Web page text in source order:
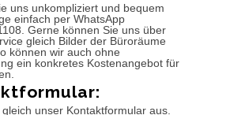
uns unkompliziert und bequem
einfach per WhatsApp
Gerne können Sie uns über
gleich Bilder der Büroräume
können wir auch ohne
ein konkretes Kostenangebot für
unser Kontaktformular aus.